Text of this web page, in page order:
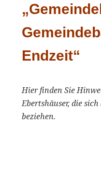
Endzeit“
Hier finden Sie
Ebertshäuser, die
beziehen.